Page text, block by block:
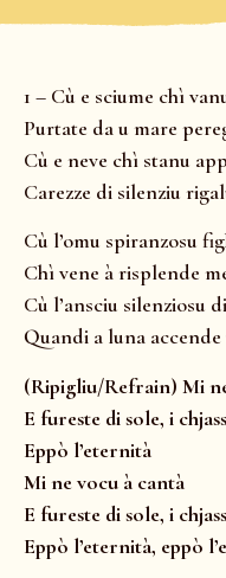
1 – Cù e sciume chì
Purtate da u mare
Cù e neve chì stanu
Carezze di silenziu
Cù l’omu spiranzosu
Chì vene à risplende
Cù l’ansciu silenziosu
Quandi a luna
(Ripigliu/Refrain) Mi
E fureste di sole, i
Eppò l’eternità
Mi ne vocu à cantà
E fureste di sole, i
Eppò l’eternità, eppò